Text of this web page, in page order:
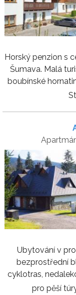
Horský penzion s
Šumava. Malá
boubínské
Ubytování v
bezprostřední
cyklotras,
pro pěší